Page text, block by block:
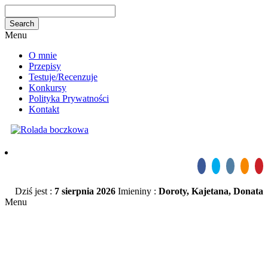
Menu
O mnie
Przepisy
Testuje/Recenzuje
Konkursy
Polityka Prywatności
Kontakt
Dziś jest : 7 sierpnia 2026 Imieniny : Doroty, Kajetana, Donata
Menu